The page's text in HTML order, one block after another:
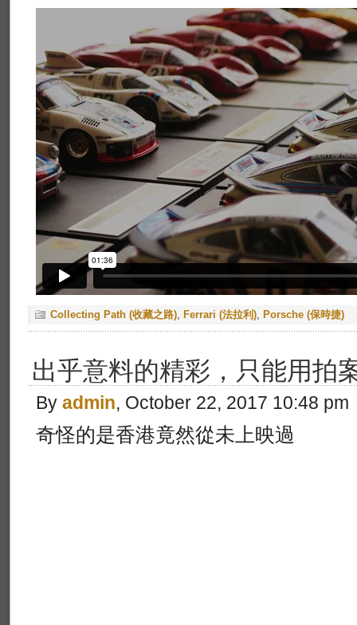
Collecting Path (收藏之路), Ferrari (法拉利), Porsche (保時捷)
出乎意料的精彩，只能用拍
By admin, October 22, 2017 10:48 pm
奇怪的是香港竟然從未上映過